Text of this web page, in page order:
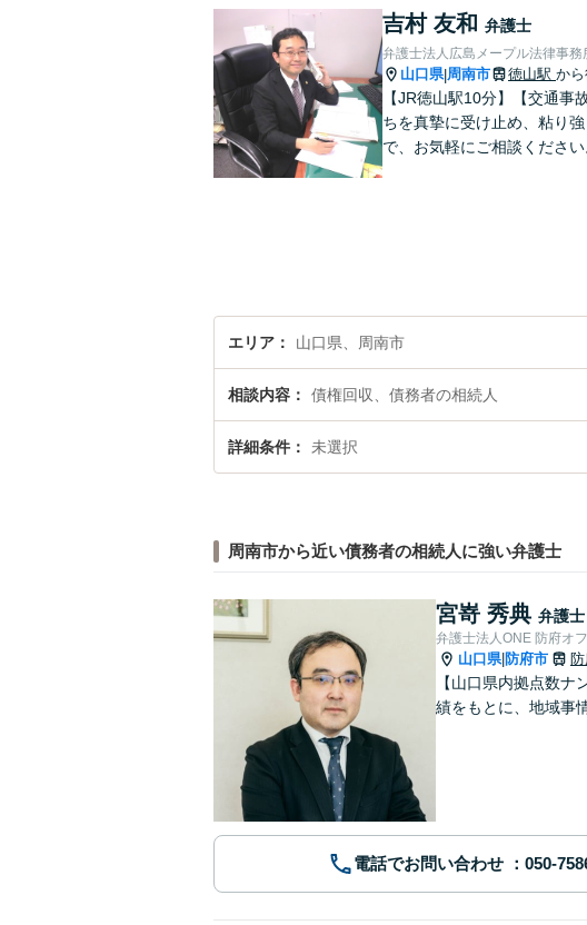
吉村 友和 弁護士
弁護士法人広島メープル法律事務
山口県|周南市 徳山駅 か
【JR徳山駅10分】【交通
ちを真摯に受け止め、粘り
で、お気軽にご相談ください
エリア 山口県、周南市
相談内容 債権回収、債務者の相続人
詳細条件 未選択
周南市から近い債務者の相続人に強い弁護士
宮嵜 秀典 弁護士
弁護士法人ONE 防府オ
山口県| 防府市 防
【山口県内拠点数
績をもとに、地域事
電話でお問い合わせ